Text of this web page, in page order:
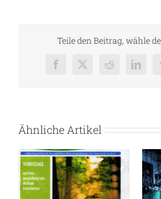
Teile den Beitrag, wähle
Facebook
X Reddit
Ähnliche Artikel